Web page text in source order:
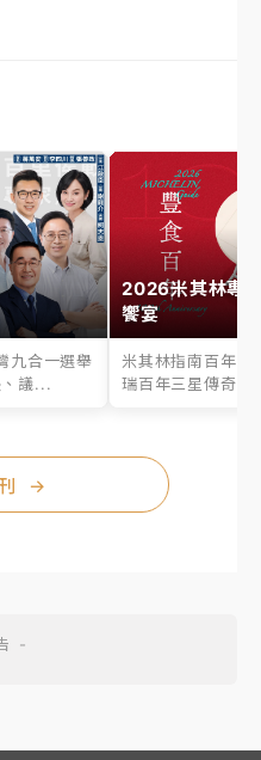
九合一選舉
議...
2026米其林專
饗宴
米其林指南百年之
瑞百年三星傳奇、
→